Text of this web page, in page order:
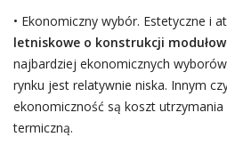
• Ekonomiczny wybór. Estetyczne i
letniskowe o konstrukcji
najbardziej ekonomicznych
rynku jest relatywnie niska. Innym
ekonomiczność są koszt
termiczną.